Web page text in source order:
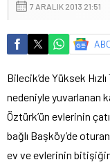
7 ARALIK 2013 21:51
Bilecik’de Yüksek
nedeniyle yuvarlanan
Öztürk’ün evlerinin
bağlı Başköy’de
ev ve evlerinin